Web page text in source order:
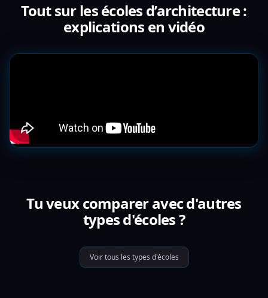
Tout sur les écoles d’architecture :
explications en vidéo
Tu veux comparer avec d'autres
types d'écoles ?
Voir tous les types d'écoles